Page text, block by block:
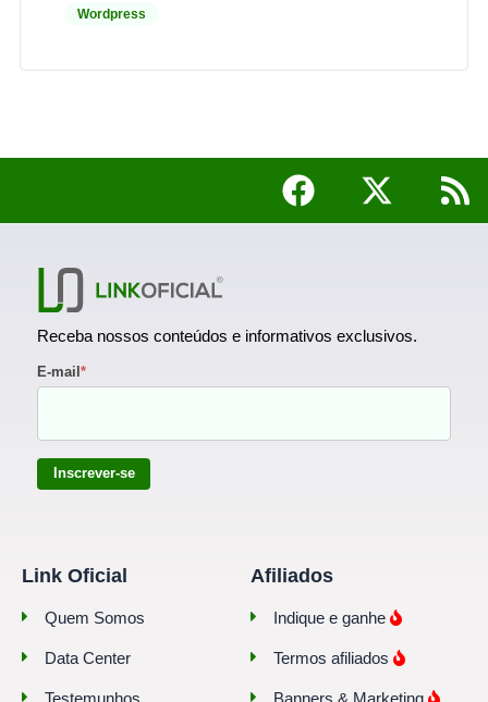
Wordpress
Receba nossos conteúdos e informativos exclusivos.
E-mail*
Inscrever-se
Link Oficial
Quem Somos
Data Center
Testemunhos
Afiliados
Indique e ganhe
Termos afiliados
Banners & Marketing